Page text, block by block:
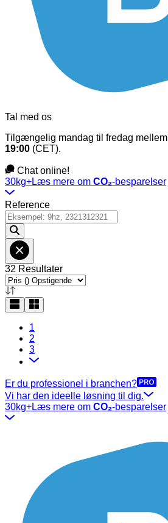
Tal med os
Tilgængelig mandag til fredag mellem
19:00 (CET).
Chat online!
30kg+Læs mere om CO₂-besparelser
Reference
32 Resultater
1
2
3
Er du professionel i branchen?
Vi har den ideelle løsning til dig.
30kg+Læs mere om CO₂-besparelser